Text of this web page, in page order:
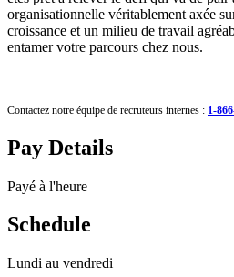
organisationnelle véritablement axée
croissance et un milieu de travail
entamer votre parcours chez nous.
Contactez notre équipe de recruteurs internes : 1-
Pay Details
Payé à l'heure
Schedule
Lundi au vendredi